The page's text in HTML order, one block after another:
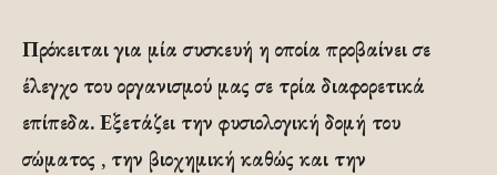
Πρόκειται για μία συσκευή η οποία προβαίνει σε
έλεγχο του οργανισμού μας σε τρία διαφορετικά
επίπεδα. Εξετάζει την φυσιολογική δομή του
σώματος , την βιοχημική καθώς και την